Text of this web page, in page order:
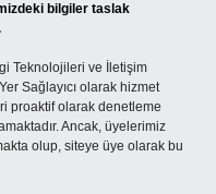
bilgiler taslak
Teknolojileri ve İletişim
Sağlayıcı olarak hizmet
proaktif olarak denetleme
Ancak, üyelerimiz
olup, siteye üye olarak bu